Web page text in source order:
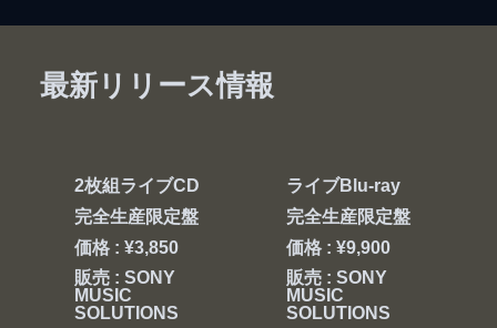
最新リリース情報
2枚組ライブCD
完全生産限定盤
価格 : ¥3,850
販売 : SONY
MUSIC
SOLUTIONS
ライブBlu-ray
完全生産限定盤
価格 : ¥9,900
販売 : SONY
MUSIC
SOLUTIONS